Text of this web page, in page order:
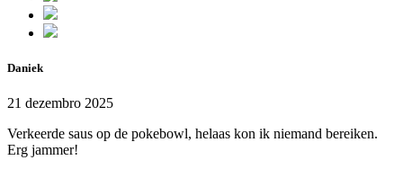
Daniek
21 dezembro 2025
Verkeerde saus op de pokebowl, helaas kon ik niemand bereiken.
Erg jammer!